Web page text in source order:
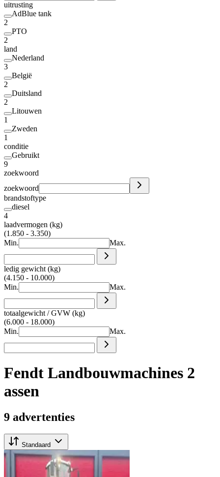
uitrusting
AdBlue tank
2
PTO
2
land
Nederland
3
België
2
Duitsland
2
Litouwen
1
Zweden
1
conditie
Gebruikt
9
zoekwoord
zoekwoord
brandstoftype
diesel
4
laadvermogen (kg)
(1.850 - 3.350)
Min.
Max.
ledig gewicht (kg)
(4.150 - 10.000)
Min.
Max.
totaalgewicht / GVW (kg)
(6.000 - 18.000)
Min.
Max.
Fendt Landbouwmachines 2
assen
9 advertenties
Standaard